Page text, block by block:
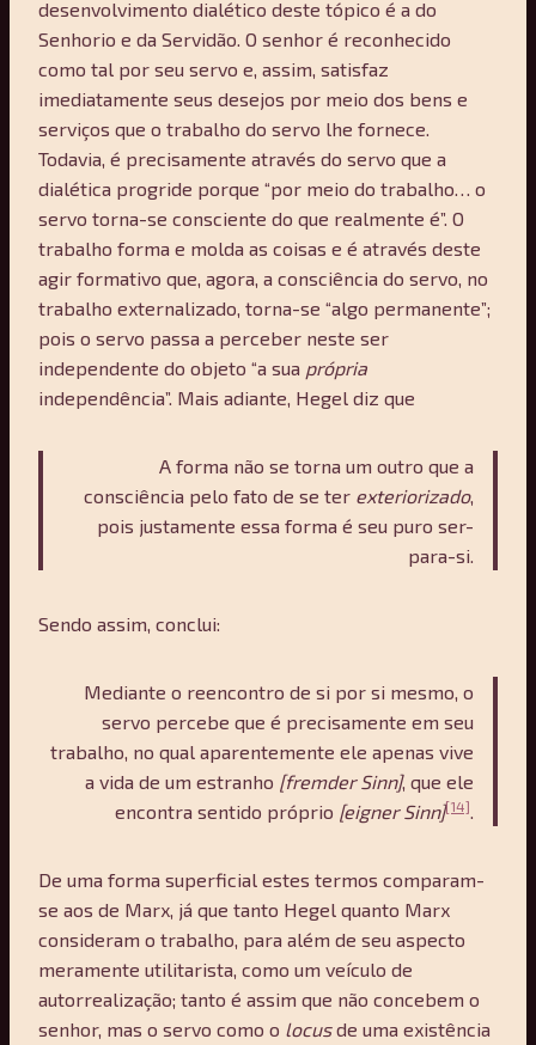
desenvolvimento dialético deste tópico é a do
Senhorio e da Servidão. O senhor é reconhecido
como tal por seu servo e, assim, satisfaz
imediatamente seus desejos por meio dos bens e
serviços que o trabalho do servo lhe fornece.
Todavia, é precisamente através do servo que a
dialética progride porque “por meio do trabalho… o
servo torna-se consciente do que realmente é”. O
trabalho forma e molda as coisas e é através deste
agir formativo que, agora, a consciência do servo, no
trabalho externalizado, torna-se “algo permanente”;
pois o servo passa a perceber neste ser
independente do objeto “a sua própria
independência”. Mais adiante, Hegel diz que
A forma não se torna um outro que a
consciência pelo fato de se ter exteriorizado,
pois justamente essa forma é seu puro ser-
para-si.
Sendo assim, conclui:
Mediante o reencontro de si por si mesmo, o
servo percebe que é precisamente em seu
trabalho, no qual aparentemente ele apenas vive
a vida de um estranho [fremder Sinn], que ele
encontra sentido próprio [eigner Sinn][14].
De uma forma superficial estes termos comparam-
se aos de Marx, já que tanto Hegel quanto Marx
consideram o trabalho, para além de seu aspecto
meramente utilitarista, como um veículo de
autorrealização; tanto é assim que não concebem o
senhor, mas o servo como o locusde uma existência